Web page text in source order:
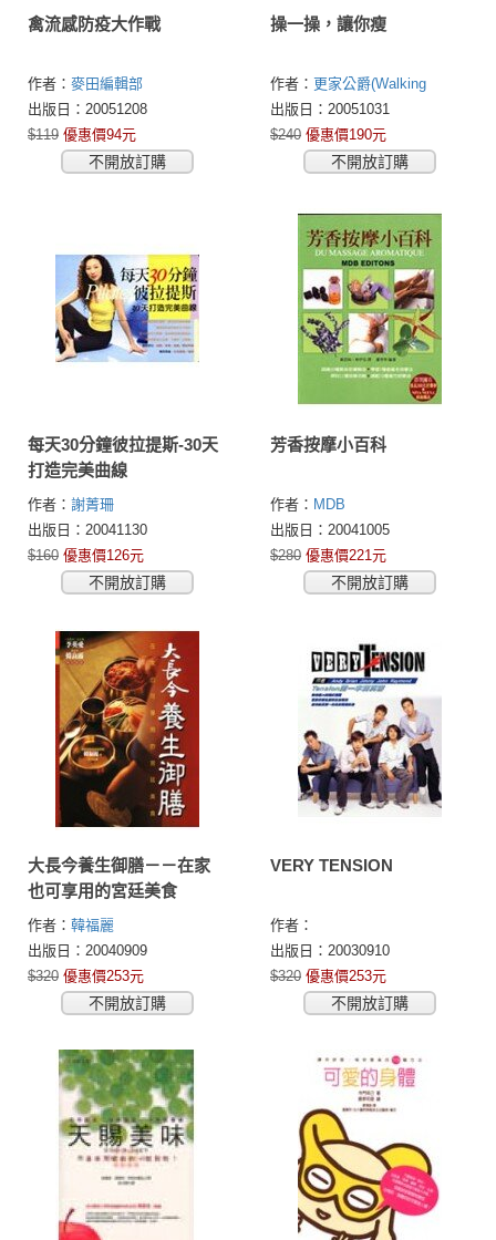
禽流感防疫大作戰
作者： 麥田編輯部
出版日：20051208
$119 優惠價94元
不開放訂購
操一操，讓你瘦
作者： 更家公爵(Walking
Doctor)
出版日：20051031
$240 優惠價190元
不開放訂購
每天30分鐘彼拉提斯-30天
打造完美曲線
作者： 謝菁珊
出版日：20041130
$160 優惠價126元
不開放訂購
芳香按摩小百科
作者： MDB
出版日：20041005
$280 優惠價221元
不開放訂購
大長今養生御膳－－在家
也可享用的宮廷美食
作者： 韓福麗
出版日：20040909
$320 優惠價253元
不開放訂購
VERY TENSION
作者：
出版日：20030910
$320 優惠價253元
不開放訂購